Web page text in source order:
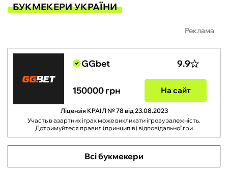
БУКМЕКЕРИ УКРАЇНИ
Реклама
GGbet 9.9
150000 грн На сайт
Ліцензія КРАІЛ № 78 від 23.08.2023
Участь в азартних іграх може викликати ігрову залежність.
Дотримуйтеся правил (принципів) відповідальної гри
Всі букмекери